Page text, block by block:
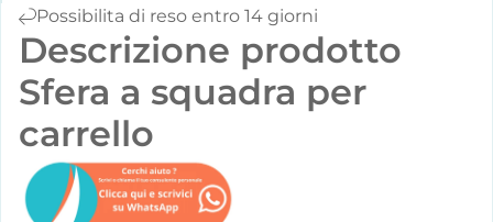
Possibilita di reso entro 14 giorni
Descrizione prodotto
Sfera a squadra per
carrello